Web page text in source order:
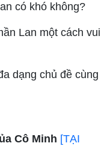
có khó không?
Lan một cách vui
dạng chủ đề cùng
Cô Minh [TẠI